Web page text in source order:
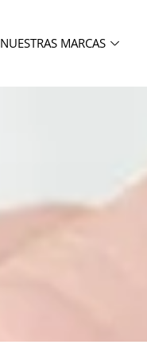
NUESTRAS MARCAS